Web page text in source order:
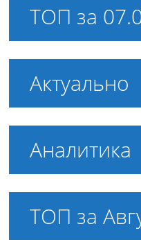
ТОП за
Актуально
Аналитика
ТОП за